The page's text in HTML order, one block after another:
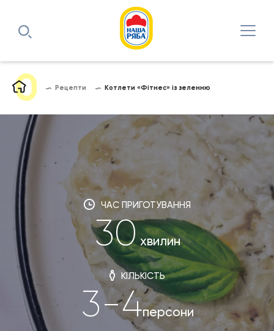
Рецепти Котлети «Фітнес» із зеленню
ЧАС ПРИГОТУВАННЯ
30 хвилин
КІЛЬКІСТЬ
3-4персони